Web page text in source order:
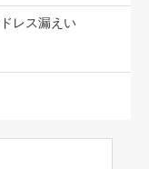
レス漏えい